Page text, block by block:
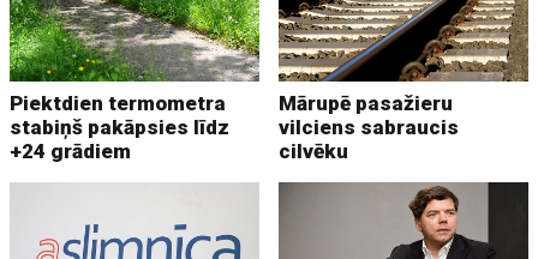
Piektdien termometra
stabiņš pakāpsies līdz
+24 grādiem
Mārupē pasažieru
vilciens sabraucis
cilvēku